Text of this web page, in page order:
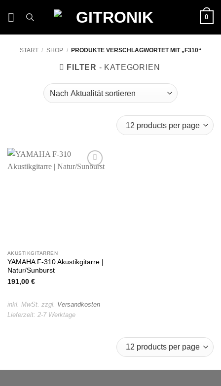
0
START / SHOP / PRODUKTE VERSCHLAGWORTET MIT „F310“
FILTER
AKUSTIKGITARREN
YAMAHA F-310 Akustikgitarre |
Natur/Sunburst
191,00 €
inkl. MwSt. zzgl. Versandkosten
Lieferzeit: 2-7 Werktage